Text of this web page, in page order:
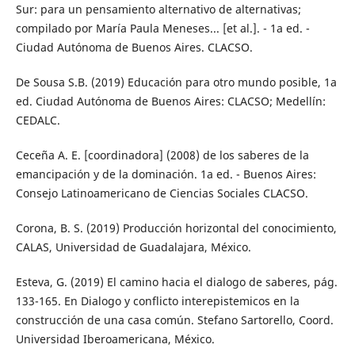
Sur: para un pensamiento alternativo de alternativas;
compilado por María Paula Meneses... [et al.]. - 1a ed. -
Ciudad Autónoma de Buenos Aires. CLACSO.
De Sousa S.B. (2019) Educación para otro mundo posible, 1a
ed. Ciudad Autónoma de Buenos Aires: CLACSO; Medellín:
CEDALC.
Ceceña A. E. [coordinadora] (2008) de los saberes de la
emancipación y de la dominación. 1a ed. - Buenos Aires:
Consejo Latinoamericano de Ciencias Sociales CLACSO.
Corona, B. S. (2019) Producción horizontal del conocimiento,
CALAS, Universidad de Guadalajara, México.
Esteva, G. (2019) El camino hacia el dialogo de saberes, pág.
133-165. En Dialogo y conflicto interepistemicos en la
construcción de una casa común. Stefano Sartorello, Coord.
Universidad Iberoamericana, México.